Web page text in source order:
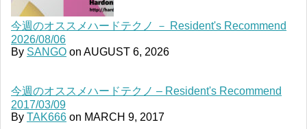
今週のオススメハードテクノ － Resident's Recommend
2026/08/06
By SANGO on AUGUST 6, 2026
今週のオススメハードテクノ – Resident's Recommend
2017/03/09
By TAK666 on MARCH 9, 2017